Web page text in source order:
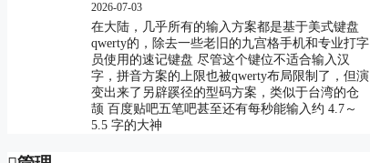
2026-07-03
在大陆，几乎所有的输入方案都是基于美式键盘
qwerty的，除去一些老旧的九宫格手机和专业打字
员使用的速记键盘 尽管这个键位不适合输入汉
字，拼音方案的上限也被qwerty布局限制了，但演
变出来了另辟蹊径的型码方案，类似于台湾的仓
颉 百度贴吧五笔吧甚至还有每秒能输入约 4.7～
5.5 字的大神